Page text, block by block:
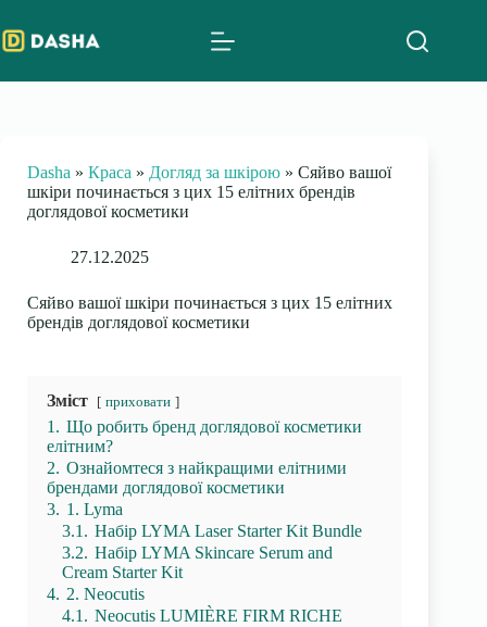
to
content
Dasha » Краса » Догляд за шкірою » Сяйво вашої
шкіри починається з цих 15 елітних брендів
доглядової косметики
27.12.2025
Сяйво вашої шкіри починається з цих 15 елітних
брендів доглядової косметики
Зміст приховати
1. Що робить бренд доглядової косметики
елітним?
2. Ознайомтеся з найкращими елітними
брендами доглядової косметики
3. 1. Lyma
3.1. Набір LYMA Laser Starter Kit Bundle
3.2. Набір LYMA Skincare Serum and
Cream Starter Kit
4. 2. Neocutis
4.1. Neocutis LUMIÈRE FIRM RICHE